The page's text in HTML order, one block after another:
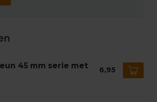
45 mm serie met 6,95